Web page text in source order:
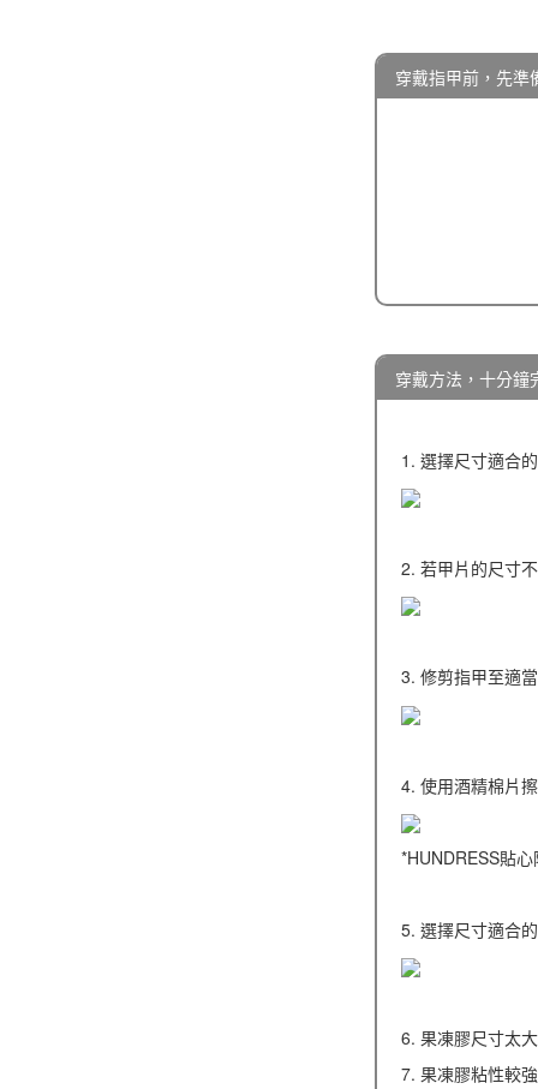
穿戴指甲前，先準
穿戴方法，十分鐘
1. 選擇尺寸適合
2. 若甲片的尺寸
3. 修剪指甲至適
4. 使用酒精棉片
*HUNDRESS貼
5. 選擇尺寸適合
6. 果凍膠尺寸太
7. 果凍膠粘性較